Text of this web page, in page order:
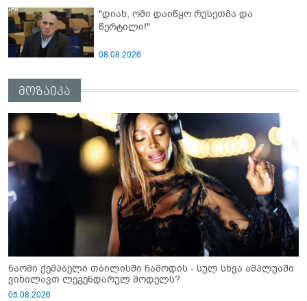
"დიახ, ომი დაიწყო რუსეთმა და
წერტილი!"
08.08.2026
მოზაიკა
ნაომი ქემპბელი თბილისში ჩამოდის - სულ სხვა ამპლუაში
ვიხილავთ ლეგენდარულ მოდელს?
05.08.2026